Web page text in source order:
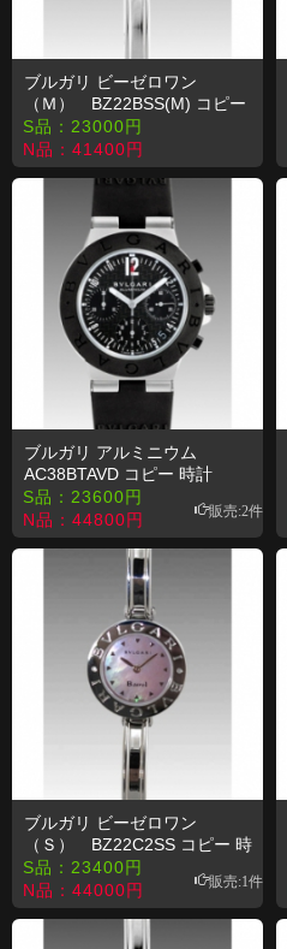
ブルガリ ビーゼロワン
（Ｍ） BZ22BSS(M) コピー
時計
S品： 23000円
N品： 41400円
ブルガリ アルミニウム
AC38BTAVD コピー 時計
S品： 23600円
N品： 44800円
販売:2件
ブルガリ ビーゼロワン
（Ｓ） BZ22C2SS コピー 時
計
S品： 23400円
N品： 44000円
販売:1件